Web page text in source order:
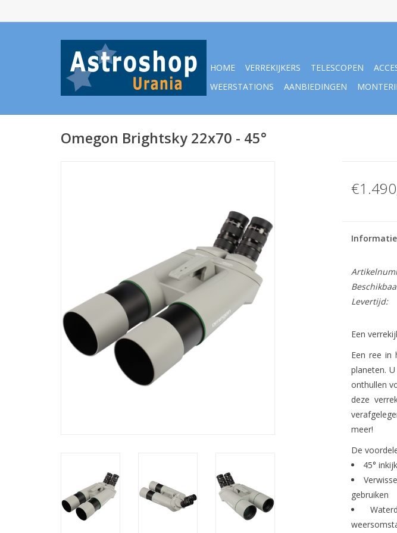
HOME VERREKIJKERS TELESCOPEN
WEERSTATIONS
AANBIEDINGEN
Omegon Brightsky 22x70 - 45°
Informatie
Levertijd:
Een
Een ree in
planeten.
onthullen
deze
meer!
De
45°
gebruiken